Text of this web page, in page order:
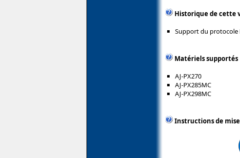
Historique de cette
Support du protocole
Matériels supportés
AJ-PX270
AJ-PX285MC
AJ-PX298MC
Instructions de